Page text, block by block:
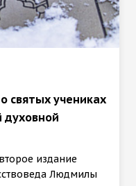
святых учениках
духовной
издание
Людмилы